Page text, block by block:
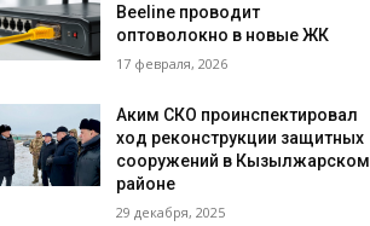
Beeline проводит
оптоволокно в новые ЖК
17 февраля, 2026
Аким СКО проинспектировал
ход реконструкции защитных
сооружений в Кызылжарском
районе
29 декабря, 2025